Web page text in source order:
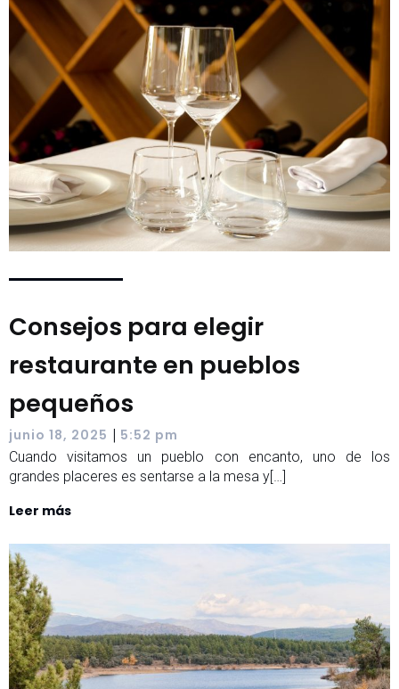
Consejos para elegir
restaurante en pueblos
pequeños
junio 18, 2025 | 5:52 pm
Cuando visitamos un pueblo con encanto, uno de los
grandes placeres es sentarse a la mesa y[…]
Leer más